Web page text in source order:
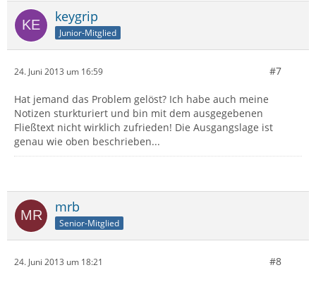
keygrip
Junior-Mitglied
24. Juni 2013 um 16:59 #7
Hat jemand das Problem gelöst? Ich habe auch meine
Notizen sturkturiert und bin mit dem ausgegebenen
Fließtext nicht wirklich zufrieden! Die Ausgangslage ist
genau wie oben beschrieben...
mrb
Senior-Mitglied
24. Juni 2013 um 18:21 #8